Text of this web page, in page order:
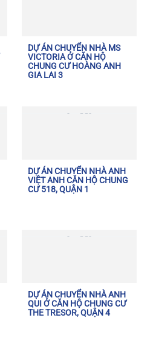
DỰ ÁN CHUYỂN NHÀ MS
VICTORIA Ở CĂN HỘ
CHUNG CƯ HOÀNG ANH
GIA LAI 3
DỰ ÁN CHUYỂN NHÀ ANH
VIỆT ANH CĂN HỘ CHUNG
CƯ 518, QUẬN 1
DỰ ÁN CHUYỂN NHÀ ANH
QUI Ở CĂN HỘ CHUNG CƯ
THE TRESOR, QUẬN 4